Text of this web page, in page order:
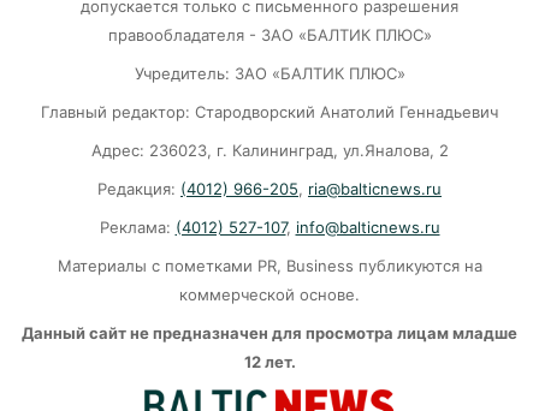
07-08-2026
транспортной революции
07-08-2026
В Калининграде «КамАЗ» сбил скутериста
07-08-2026
Губернатор объяснил, откуда берутся пустые
колонки на заправках в Калининграде
допускается только с письменного разрешения
правообладателя - ЗАО «БАЛТИК ПЛЮС»
Учредитель: ЗАО «БАЛТИК ПЛЮС»
Главный редактор: Стародворский Анатолий Геннадьевич
Адрес: 236023, г. Калининград, ул.Яналова, 2
Редакция: (4012) 966-205, ria@balticnews.ru
Реклама: (4012) 527-107, info@balticnews.ru
Материалы с пометками PR, Business публикуются на
коммерческой основе.
Данный сайт не предназначен для просмотра лицам младше
12 лет.